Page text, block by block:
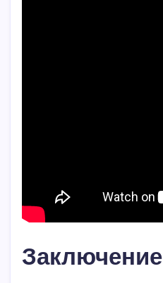
Заключение